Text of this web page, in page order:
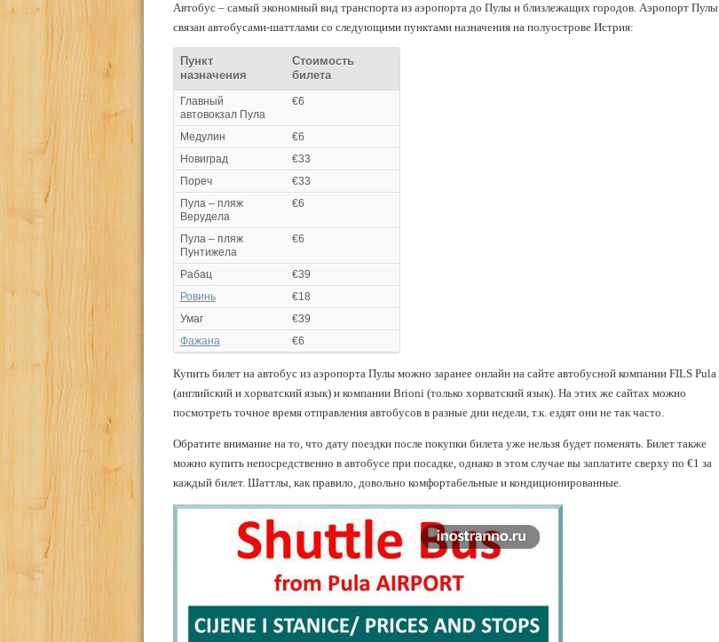
Автобус – самый экономный вид транспорта из аэропорта до Пулы и близлежащих городов. Аэропорт Пулы
связан автобусами-шаттлами со следующими пунктами назначения на полуострове Истрия:
Пункт
назначения
Стоимость
билета
Главный
автовокзал Пула
€6
Медулин
€6
Новиград
€33
Пореч
€33
Пула – пляж
Верудела
€6
Пула – пляж
Пунтижела
€6
Рабац
€39
Ровинь
€18
Умаг
€39
Фажана
€6
Купить билет на автобус из аэропорта Пулы можно заранее онлайн на сайте автобусной компании FILS Pula
(английский и хорватский язык) и компании Brioni (только хорватский язык). На этих же сайтах можно
посмотреть точное время отправления автобусов в разные дни недели, т.к. ездят они не так часто.
Обратите внимание на то, что дату поездки после покупки билета уже нельзя будет поменять. Билет также
можно купить непосредственно в автобусе при посадке, однако в этом случае вы заплатите сверху по €1 за
каждый билет. Шаттлы, как правило, довольно комфортабельные и кондиционированные.